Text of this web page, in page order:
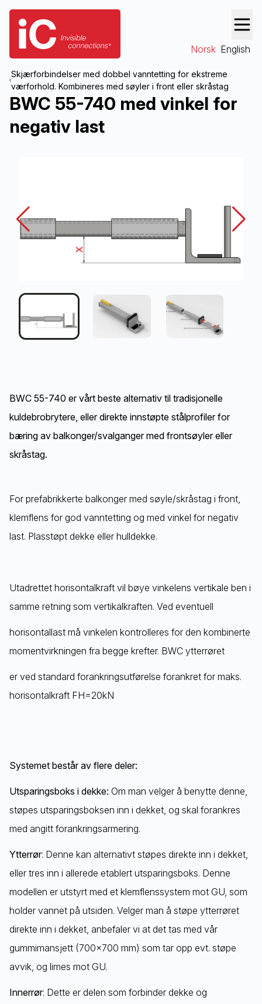
Norsk English
Skjærforbindelser med dobbel vanntetting for ekstreme
værforhold. Kombineres med søyler i front eller skråstag
BWC 55-740 med vinkel for
negativ last
BWC 55-740 er vårt beste alternativ til tradisjonelle
kuldebrobrytere, eller direkte innstøpte stålprofiler for
bæring av balkonger/svalganger med frontsøyler eller
skråstag.
For prefabrikkerte balkonger med søyle/skråstag i front,
klemflens for god vanntetting og med vinkel for negativ
last. Plasstøpt dekke eller hulldekke.
Utadrettet horisontalkraft vil bøye vinkelens vertikale ben i
samme retning som vertikalkraften. Ved eventuell
horisontallast må vinkelen kontrolleres for den kombinerte
momentvirkningen fra begge krefter. BWC ytterrøret
er ved standard forankringsutførelse forankret for maks.
horisontalkraft FH=20kN
Systemet består av flere deler:
Utsparingsboks i dekke: Om man velger å benytte denne,
støpes utsparingsboksen inn i dekket, og skal forankres
med angitt forankringsarmering.
Ytterrør: Denne kan alternativt støpes direkte inn i dekket,
eller tres inn i allerede etablert utsparingsboks. Denne
modellen er utstyrt med et klemflenssystem mot GU, som
holder vannet på utsiden. Velger man å støpe ytterrøret
direkte inn i dekket, anbefaler vi at det tas med vår
gummimansjett (700x700 mm) som tar opp evt. støpe
avvik, og limes mot GU.
Innerrør: Dette er delen som forbinder dekke og